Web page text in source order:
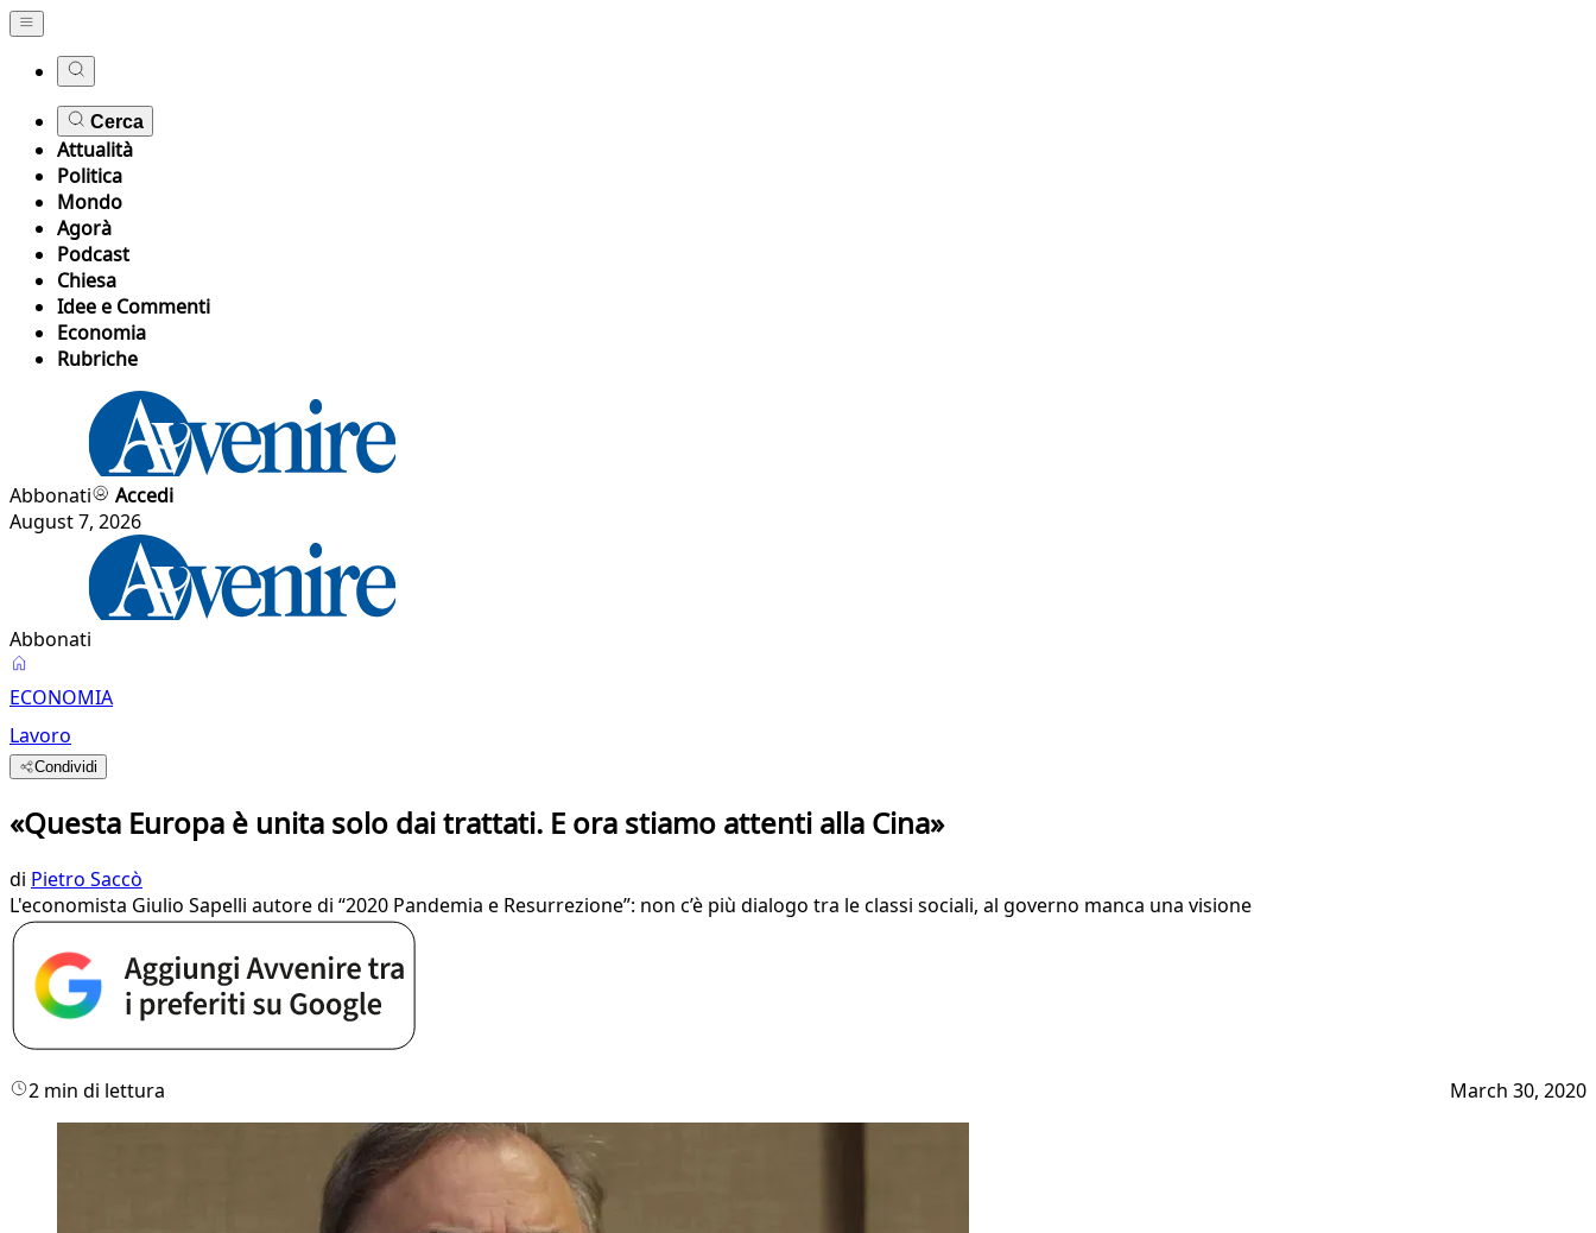
Cerca
Attualità
Politica
Mondo
Agorà
Podcast
Chiesa
Idee e Commenti
Economia
Rubriche
Abbonati
Accedi
August 7, 2026
Abbonati
ECONOMIA
Lavoro
Condividi
«Questa Europa è unita solo dai trattati. E ora stiamo attenti alla Cina»
di Pietro Saccò
L'economista Giulio Sapelli autore di “2020 Pandemia e Resurrezione”: non c’è più dialogo tra le classi sociali, al governo manca una visione
2 min di lettura March 30, 2020